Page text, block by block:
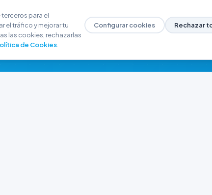
para el
el tráfico y mejorar tu
las cookies, rechazarlas
de Cookies.
Configurar cookies Rechazar